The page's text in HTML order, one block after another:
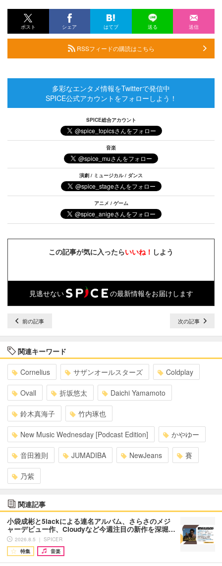
ポスト シェア はてブ 送る 送信
RSSフィードの購読はこちら
多彩なエンタメ情報をTwitterで発信中
SPICE公式アカウントをフォローしよう！
SPICE総合アカウント
音楽
演劇 / ミュージカル / ダンス
アニメ / ゲーム
この記事が気に入ったらいいね！ しよう
見逃せない の最新情報をお届けします
前の記事 次の記事
関連キーワード
Cornelius サザンオールスターズ Coldplay
Ovall 折坂悠太 Daichi Yamamoto
鈴木真海子 竹内琢也
New Music Wednesday [Podcast Edition] かやゆー
音田雅則 JUMADIBA NewJeans 賽
乃紫
関連記事
小袋成彬と5lackによる連名アルバム、さらさのメジ
ャーデビュー作、Cloudyなど今週注目の新作を深堀…
2026.8.5 ｜ SPICER
特集
音楽